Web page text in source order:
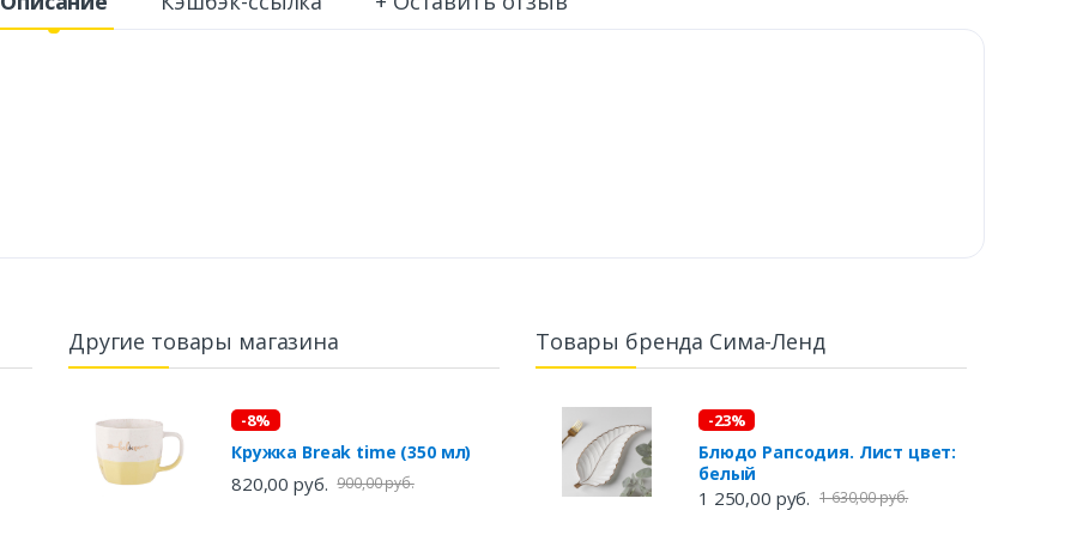
Другие товары магазина
-8%
Кружка Break time (350 мл)
820,00 руб. 900,00 руб.
Товары бренда Сима-Ленд
-23%
Блюдо Рапсодия. Лист цвет:
белый
1 250,00 руб. 1 630,00 руб.